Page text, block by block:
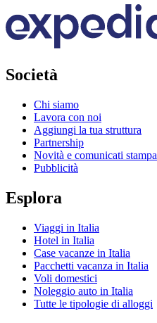
Società
Chi siamo
Lavora con noi
Aggiungi la tua struttura
Partnership
Novità e comunicati stampa
Pubblicità
Esplora
Viaggi in Italia
Hotel in Italia
Case vacanze in Italia
Pacchetti vacanza in Italia
Voli domestici
Noleggio auto in Italia
Tutte le tipologie di alloggi